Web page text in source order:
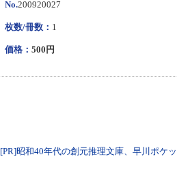
No.200920027
枚数/冊数： 1
価格：500円
[PR]昭和40年代の創元推理文庫、早川ポケ